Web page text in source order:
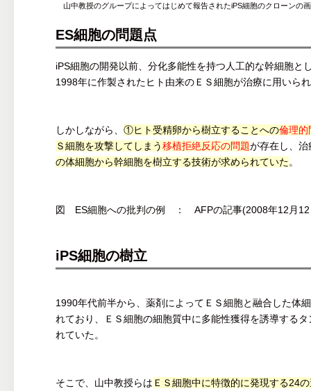
山中教授のグループによってはじめて報告されたiPS細胞のクローンの
ES細胞の問題点
iPS細胞の開発以前、分化多能性を持つ人工的な幹細胞と
1998年に作製されたヒト由来のＥＳ細胞が治療に用いら
しかしながら、 ①ヒト受精卵から樹立することへの倫理的
Ｓ細胞を攻撃してしまう移植拒絶反応の問題が存在し、
の体細胞から幹細胞を樹立する技術が求められていた。
図 ES細胞への批判の例 ： AFPの記事(2008年12月12
iPS細胞の樹立
1990年代前半から、薬剤によってＥＳ細胞と融合した体
れており、ＥＳ細胞の細胞質中に多能性獲得を誘導する
れていた。
そこで、山中教授らは ＥＳ細胞中に特徴的に発現する24